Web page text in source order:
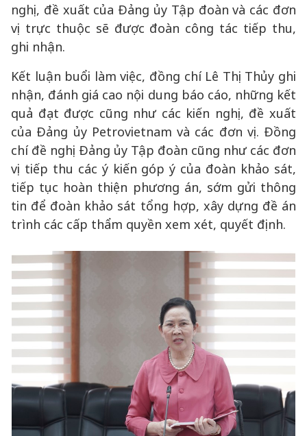
nghị, đề xuất của Đảng ủy Tập đoàn và các đơn
vị trực thuộc sẽ được đoàn công tác tiếp thu,
ghi nhận.
Kết luận buổi làm việc, đồng chí Lê Thị Thủy ghi
nhận, đánh giá cao nội dung báo cáo, những kết
quả đạt được cũng như các kiến nghị, đề xuất
của Đảng ủy Petrovietnam và các đơn vị. Đồng
chí đề nghị Đảng ủy Tập đoàn cũng như các đơn
vị tiếp thu các ý kiến góp ý của đoàn khảo sát,
tiếp tục hoàn thiện phương án, sớm gửi thông
tin để đoàn khảo sát tổng hợp, xây dựng đề án
trình các cấp thẩm quyền xem xét, quyết định.